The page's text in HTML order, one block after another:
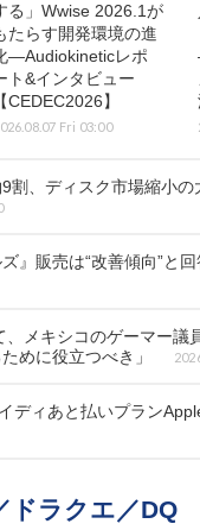
る」Wwise 2026.1が
たらす開発環境の進
―Audiokineticレポ
ト&インタビュー
【CEDEC2026】
Fri 03:00
割、ディスク市場縮小
』販売は“改善傾向”と
、メキシコのゲーマー
めに役立つべき」
ディあと払いプラン
ドラクエ／DQ